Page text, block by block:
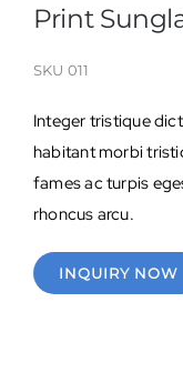
Print
SKU 011
Integer tristique
habitant morbi
fames ac turpis
rhoncus arcu.
INQUIRY NOW